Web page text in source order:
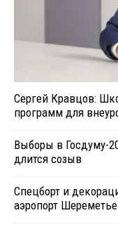
Сергей Кравцов:
программ для
Выборы в Госдуму-
длится созыв
Спецборт и
аэропорт